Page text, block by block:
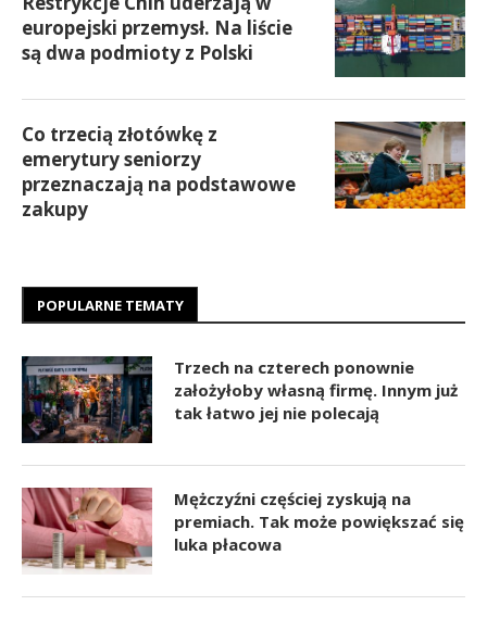
europejski przemysł. Na liście
są dwa podmioty z Polski
Co trzecią złotówkę z
emerytury seniorzy
przeznaczają na podstawowe
zakupy
POPULARNE TEMATY
Trzech na czterech ponownie
założyłoby własną firmę. Innym już
tak łatwo jej nie polecają
Mężczyźni częściej zyskują na
premiach. Tak może powiększać się
luka płacowa